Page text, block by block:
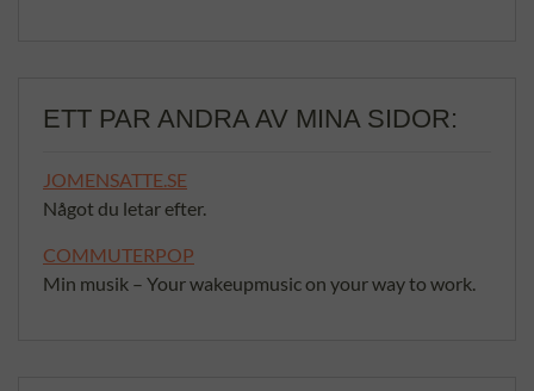
ETT PAR ANDRA AV MINA SIDOR:
JOMENSATTE.SE
Något du letar efter.
COMMUTERPOP
Min musik – Your wakeupmusic on your way to work.